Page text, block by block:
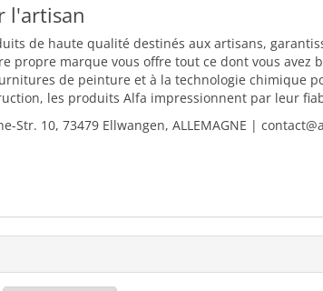
l'artisan
de haute qualité destinés aux artisans,
propre marque vous offre tout ce dont vous avez
de peinture et à la technologie chimique
les produits Alfa impressionnent par leur
Str. 10, 73479 Ellwangen, ALLEMAGNE |